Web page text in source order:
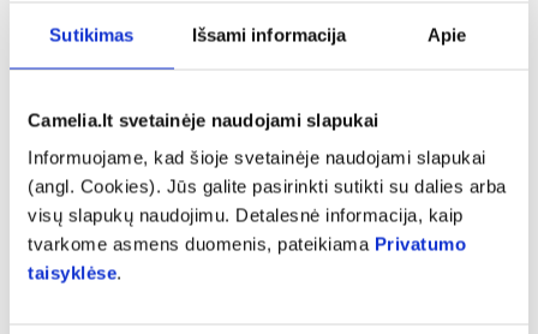
Sutikimas Išsami informacija Apie
Camelia.lt svetainėje naudojami slapukai
Informuojame, kad šioje svetainėje naudojami slapukai
(angl. Cookies). Jūs galite pasirinkti sutikti su dalies arba
visų slapukų naudojimu. Detalesnė informacija, kaip
tvarkome asmens duomenis, pateikiama Privatumo
taisyklėse.
Platintojas:UAB „Biofarmacija“, Taikos pr.4A, Klaipėda, tel.
+37068778417,info@biofarmacija.lt
Pranešti apie klaidą prekės aprašyme
Charakteristika